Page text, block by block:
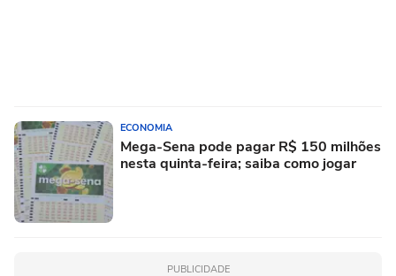
ECONOMIA
Mega-Sena pode pagar R$ 150 milhões
nesta quinta-feira; saiba como jogar
PUBLICIDADE